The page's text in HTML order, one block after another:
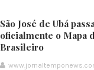
São José de Ubá
oficialmente o Mapa
Brasileiro